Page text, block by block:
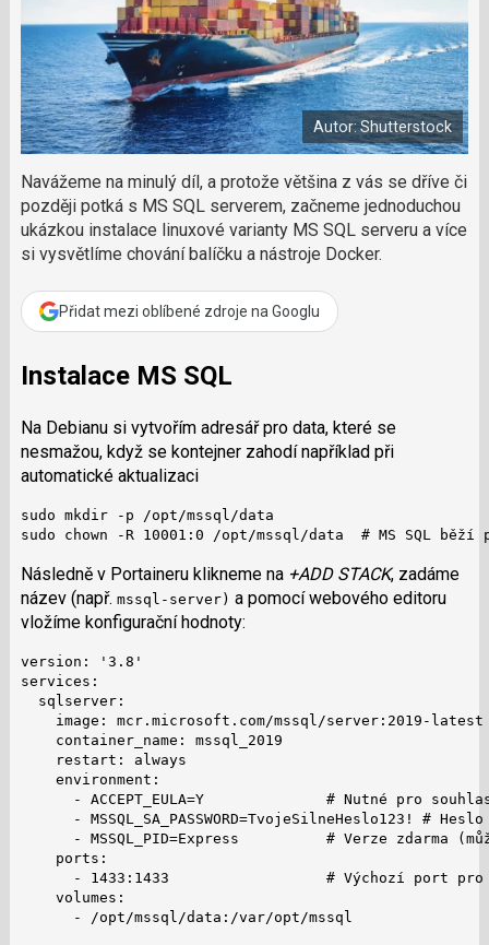
á
m
č
l
á
n
e
k
o
d
a
t
F
a
c
e
b
o
o
u
n
a
s
í
t
i
X
Autor: Shutterstock
Navážeme na minulý díl, a protože většina z vás se dříve či
později potká s MS SQL serverem, začneme jednoduchou
ukázkou instalace linuxové varianty MS SQL serveru a více
si vysvětlíme chování balíčku a nástroje Docker.
Přidat mezi oblíbené zdroje na Googlu
Instalace MS SQL
Na Debianu si vytvořím adresář pro data, které se
nesmažou, když se kontejner zahodí například při
automatické aktualizaci
sudo mkdir -p /opt/mssql/data
sudo chown -R 10001:0 /opt/mssql/data  # MS SQL běží
Následně v Portaineru klikneme na +ADD STACK, zadáme
název (např. mssql-server) a pomocí webového editoru
vložíme konfigurační hodnoty:
version: '3.8'
services:
  sqlserver:
    image: mcr.microsoft.com/mssql/server:2019-latest
    container_name: mssql_2019
    restart: always
    environment:
- ACCEPT_EULA=Y              # Nutné pro
- MSSQL_SA_PASSWORD=TvojeSilneHeslo123! #
- MSSQL_PID=Express          # Verze zdarma
    ports:
- 1433:1433                  # Výchozí port pro
    volumes:
      - /opt/mssql/data:/var/opt/mssql